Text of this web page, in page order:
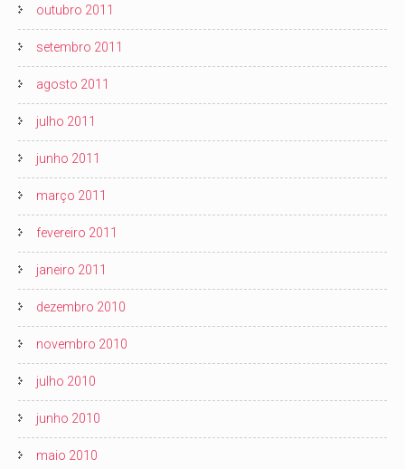
outubro 2011
setembro 2011
agosto 2011
julho 2011
junho 2011
março 2011
fevereiro 2011
janeiro 2011
dezembro 2010
novembro 2010
julho 2010
junho 2010
maio 2010